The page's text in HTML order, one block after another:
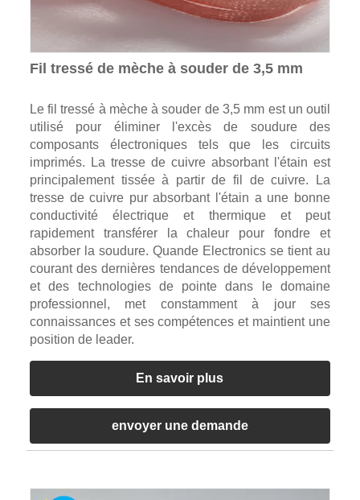
Fil tressé de mèche à souder de 3,5 mm
Le fil tressé à mèche à souder de 3,5 mm est un outil
utilisé pour éliminer l'excès de soudure des
composants électroniques tels que les circuits
imprimés. La tresse de cuivre absorbant l'étain est
principalement tissée à partir de fil de cuivre. La
tresse de cuivre pur absorbant l'étain a une bonne
conductivité électrique et thermique et peut
rapidement transférer la chaleur pour fondre et
absorber la soudure. Quande Electronics se tient au
courant des dernières tendances de développement
et des technologies de pointe dans le domaine
professionnel, met constamment à jour ses
connaissances et ses compétences et maintient une
position de leader.
En savoir plus
envoyer une demande